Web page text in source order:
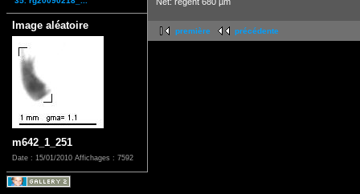
Image aléatoire
m642_1_251
Date : 15/01/2010 Affichages : 7592
première précédente